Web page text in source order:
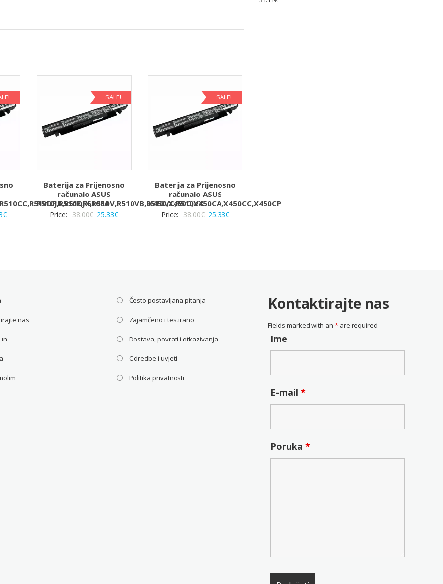
€Trenutna
SALE!
Baterija za Prijenosno
računalo ASUS
R510JK,R510JX,R510V,R510VB,R510VC,R510VX
Price: 38.00€ Izvorna
25.33€Trenutna
SALE!
Baterija za Prijenosno
računalo ASUS
X450,X450C,X450CA,X450CC,X450CP
Price: 38.00€ Izvorna
25.33€Trenutna
nas
Često postavljana pitanja
Zajamčeno i testirano
Dostava, povrati i otkazivanja
Odredbe i uvjeti
Politika privatnosti
Kontaktirajte nas
Fields marked with an* are required
Ime
E-mail*
Poruka*